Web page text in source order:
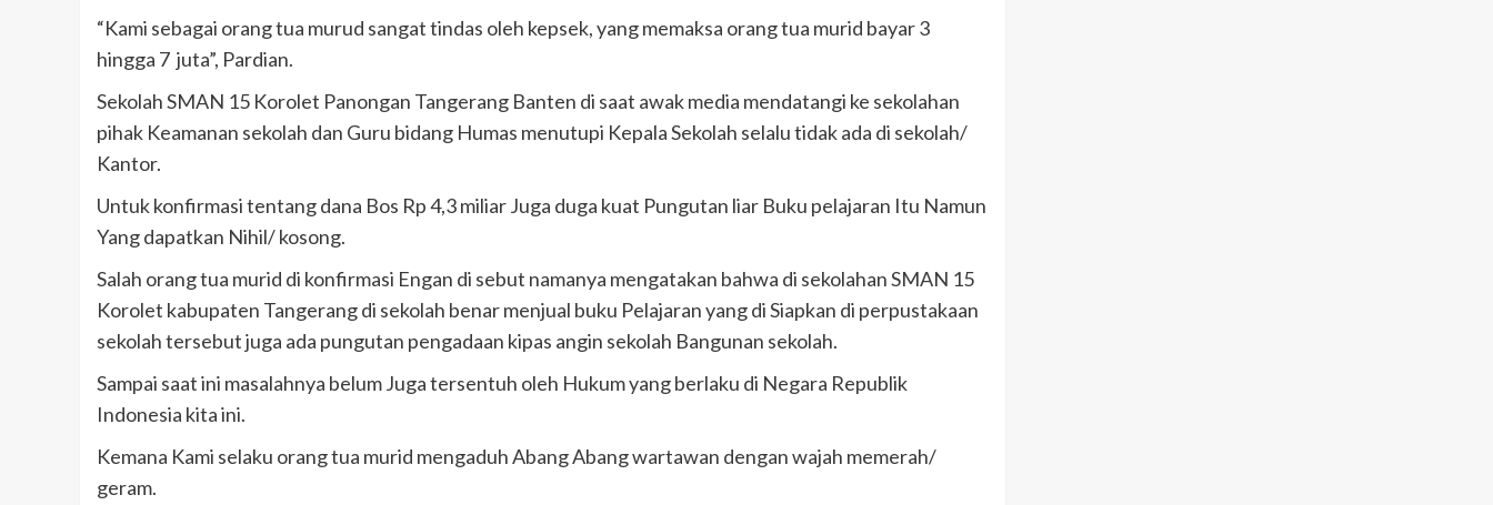
“Kami sebagai orang tua murud sangat tindas oleh kepsek, yang memaksa orang tua murid bayar 3
hingga 7 juta”, Pardian.
Sekolah SMAN 15 Korolet Panongan Tangerang Banten di saat awak media mendatangi ke sekolahan
pihak Keamanan sekolah dan Guru bidang Humas menutupi Kepala Sekolah selalu tidak ada di sekolah/
Kantor.
Untuk konfirmasi tentang dana Bos Rp 4,3 miliar Juga duga kuat Pungutan liar Buku pelajaran Itu Namun
Yang dapatkan Nihil/ kosong.
Salah orang tua murid di konfirmasi Engan di sebut namanya mengatakan bahwa di sekolahan SMAN 15
Korolet kabupaten Tangerang di sekolah benar menjual buku Pelajaran yang di Siapkan di perpustakaan
sekolah tersebut juga ada pungutan pengadaan kipas angin sekolah Bangunan sekolah.
Sampai saat ini masalahnya belum Juga tersentuh oleh Hukum yang berlaku di Negara Republik
Indonesia kita ini.
Kemana Kami selaku orang tua murid mengaduh Abang Abang wartawan dengan wajah memerah/
geram.